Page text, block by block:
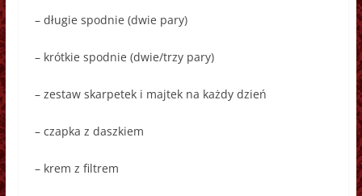
– długie spodnie (dwie pary)
– krótkie spodnie (dwie/trzy pary)
– zestaw skarpetek i majtek na każdy dzień
– czapka z daszkiem
– krem z filtrem